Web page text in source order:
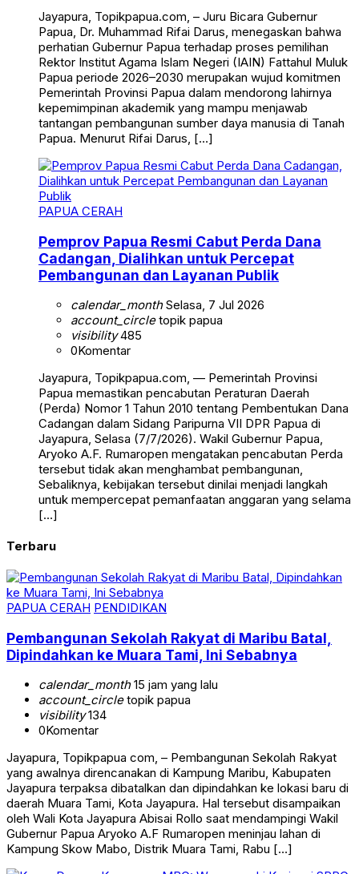
Jayapura, Topikpapua.com, – Juru Bicara Gubernur
Papua, Dr. Muhammad Rifai Darus, menegaskan bahwa
perhatian Gubernur Papua terhadap proses pemilihan
Rektor Institut Agama Islam Negeri (IAIN) Fattahul Muluk
Papua periode 2026–2030 merupakan wujud komitmen
Pemerintah Provinsi Papua dalam mendorong lahirnya
kepemimpinan akademik yang mampu menjawab
tantangan pembangunan sumber daya manusia di Tanah
Papua. Menurut Rifai Darus, […]
PAPUA CERAH
Pemprov Papua Resmi Cabut Perda Dana
Cadangan, Dialihkan untuk Percepat
Pembangunan dan Layanan Publik
calendar_monthSelasa, 7 Jul 2026
account_circletopik papua
visibility485
0Komentar
Jayapura, Topikpapua.com, — Pemerintah Provinsi
Papua memastikan pencabutan Peraturan Daerah
(Perda) Nomor 1 Tahun 2010 tentang Pembentukan Dana
Cadangan dalam Sidang Paripurna VII DPR Papua di
Jayapura, Selasa (7/7/2026). Wakil Gubernur Papua,
Aryoko A.F. Rumaropen mengatakan pencabutan Perda
tersebut tidak akan menghambat pembangunan,
Sebaliknya, kebijakan tersebut dinilai menjadi langkah
untuk mempercepat pemanfaatan anggaran yang selama
[…]
Terbaru
PAPUA CERAH PENDIDIKAN
Pembangunan Sekolah Rakyat di Maribu Batal,
Dipindahkan ke Muara Tami, Ini Sebabnya
calendar_month15 jam yang lalu
account_circletopik papua
visibility134
0Komentar
Jayapura, Topikpapua com, – Pembangunan Sekolah Rakyat
yang awalnya direncanakan di Kampung Maribu, Kabupaten
Jayapura terpaksa dibatalkan dan dipindahkan ke lokasi baru di
daerah Muara Tami, Kota Jayapura. Hal tersebut disampaikan
oleh Wali Kota Jayapura Abisai Rollo saat mendampingi Wakil
Gubernur Papua Aryoko A.F Rumaropen meninjau lahan di
Kampung Skow Mabo, Distrik Muara Tami, Rabu […]